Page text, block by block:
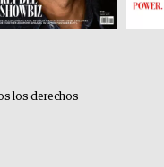
los derechos